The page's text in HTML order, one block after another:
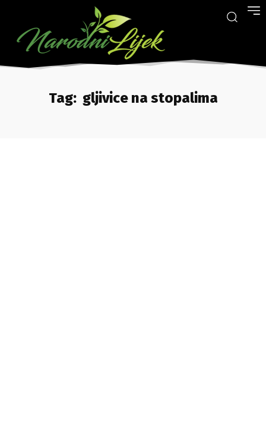
Tag: gljivice na stopalima